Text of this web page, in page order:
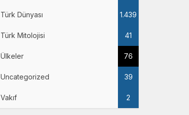
Türk Dünyası 1.439
Türk Mitolojisi 41
Ülkeler 76
Uncategorized 39
Vakıf 2